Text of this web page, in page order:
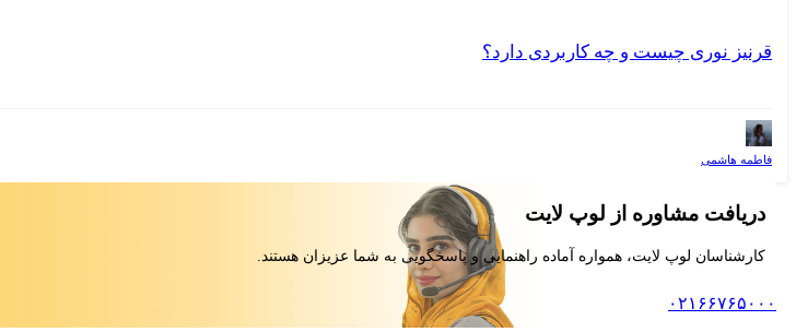
قرنیز نوری چیست و چه کاربردی دارد؟
فاطمه هاشمی
دریافت مشاوره از لوپ لایت
کارشناسان لوپ لایت، همواره آماده راهنمایی و پاسخگویی به شما عزیزان هستند.
۰۲۱۶۶۷۶۵۰۰۰